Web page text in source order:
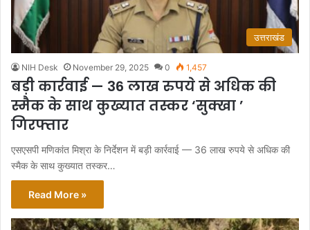
उत्तराखंड
NIH Desk November 29, 2025 0 1,457
बड़ी कार्रवाई — 36 लाख रुपये से अधिक की
स्मैक के साथ कुख्यात तस्कर ‘सुक्खा ’
गिरफ्तार
एसएसपी मणिकांत मिश्रा के निर्देशन में बड़ी कार्रवाई — 36 लाख रुपये से अधिक की
स्मैक के साथ कुख्यात तस्कर…
Read More »